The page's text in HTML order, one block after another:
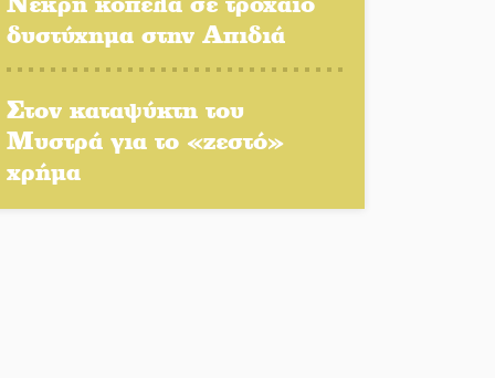
παγκόσμια Σπαρτιατόπουλα
Ζερβάκη
δυστύχημα στην Απιδιά
Στον καταψύκτη του
Μυστρά για το «ζεστό»
χρήμα